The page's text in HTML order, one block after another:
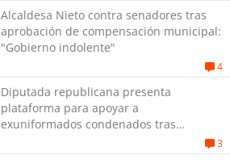
Alcaldesa Nieto contra senadores tras
aprobación de compensación municipal:
"Gobierno indolente"
4
Diputada republicana presenta
plataforma para apoyar a
exuniformados condenados tras
3